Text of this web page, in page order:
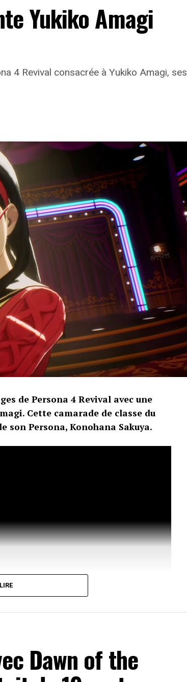
Yukiko Amagi
4 Revival consacrée à Yukiko Amagi, ses
de Persona 4 Revival avec une
Cette camarade de classe du
son Persona, Konohana Sakuya.
Dawn of the